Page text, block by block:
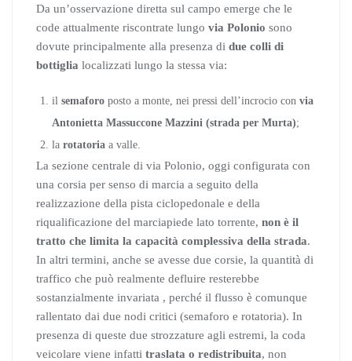
Da un’osservazione diretta sul campo emerge che le
code attualmente riscontrate lungo via Polonio sono
dovute principalmente alla presenza di due colli di
bottiglia localizzati lungo la stessa via:
il semaforo posto a monte, nei pressi dell’incrocio con via
Antonietta Massuccone Mazzini (strada per Murta);
la rotatoria a valle.
La sezione centrale di via Polonio, oggi configurata con
una corsia per senso di marcia a seguito della
realizzazione della pista ciclopedonale e della
riqualificazione del marciapiede lato torrente, non è il
tratto che limita la capacità complessiva della strada.
In altri termini, anche se avesse due corsie, la quantità di
traffico che può realmente defluire resterebbe
sostanzialmente invariata , perché il flusso è comunque
rallentato dai due nodi critici (semaforo e rotatoria). In
presenza di queste due strozzature agli estremi, la coda
veicolare viene infatti traslata o redistribuita, non